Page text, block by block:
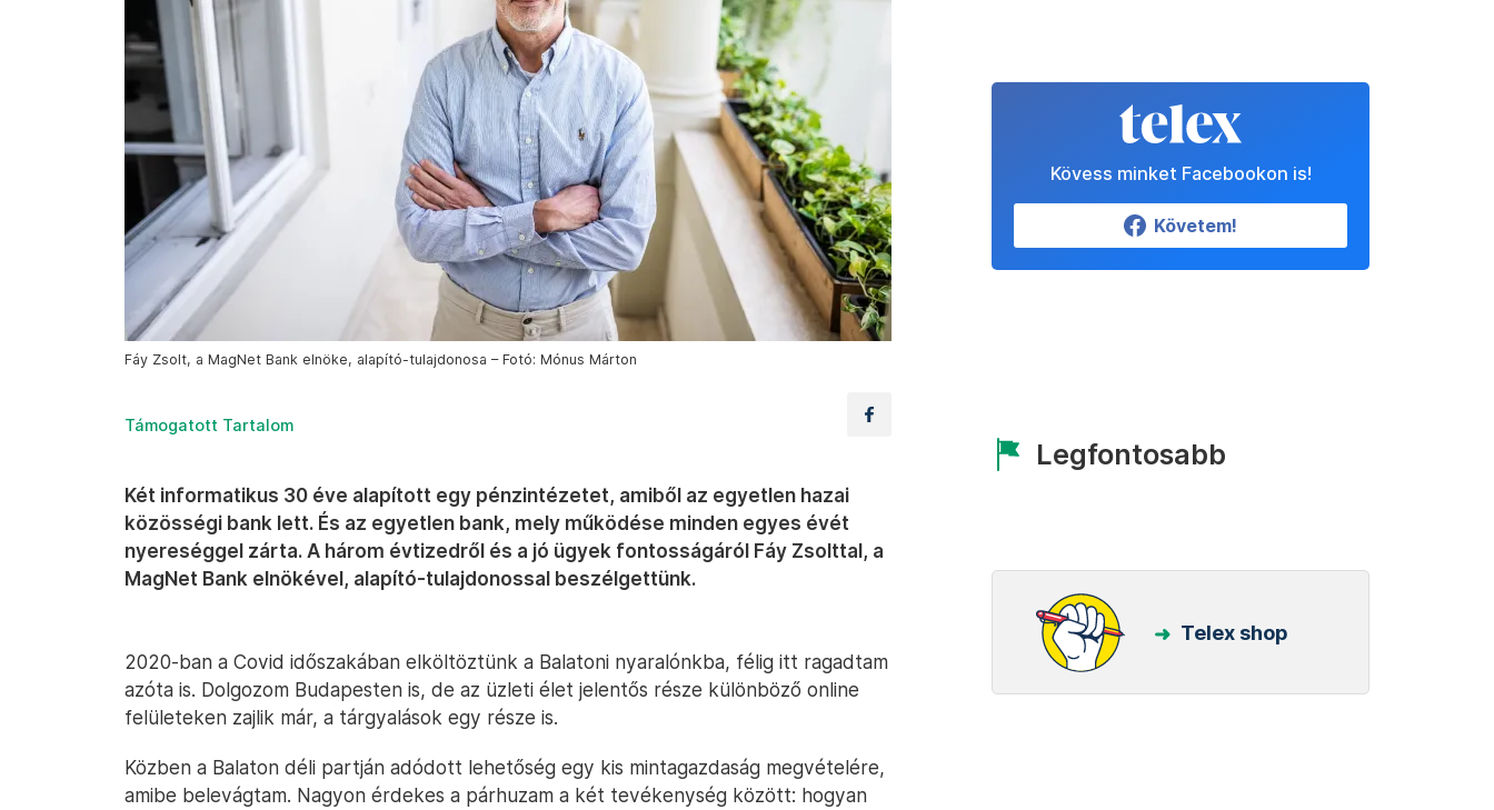
Fáy Zsolt, a MagNet Bank elnöke, alapító-tulajdonosa – Fotó: Mónus Márton
Támogatott Tartalom
Két informatikus 30 éve alapított egy pénzintézetet, amiből az egyetlen hazai
közösségi bank lett. És az egyetlen bank, mely működése minden egyes évét
nyereséggel zárta. A három évtizedről és a jó ügyek fontosságáról Fáy Zsolttal, a
MagNet Bank elnökével, alapító-tulajdonossal beszélgettünk.
2020-ban a Covid időszakában elköltöztünk a Balatoni nyaralónkba, félig itt ragadtam
azóta is. Dolgozom Budapesten is, de az üzleti élet jelentős része különböző online
felületeken zajlik már, a tárgyalások egy része is.
Közben a Balaton déli partján adódott lehetőség egy kis mintagazdaság megvételére,
amibe belevágtam. Nagyon érdekes a párhuzam a két tevékenység között: hogyan
Kövess minket Facebookon is!
Követem!
Legfontosabb
Telex shop